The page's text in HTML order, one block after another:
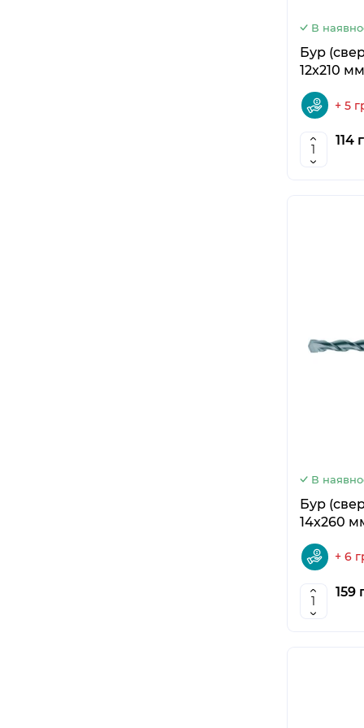
В
Бур
12x210
+ 5
114
В
Бур
14х260
+ 6
159